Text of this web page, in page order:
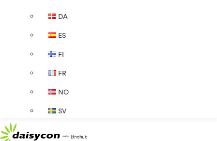
DA
ES
FI
FR
NO
SV